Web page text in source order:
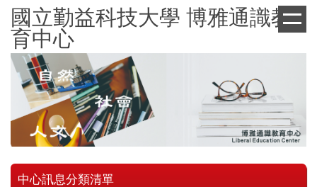
跳
到
主
要
內
國立勤益科技大學 博雅通識教
育中心
中心訊息分類清單